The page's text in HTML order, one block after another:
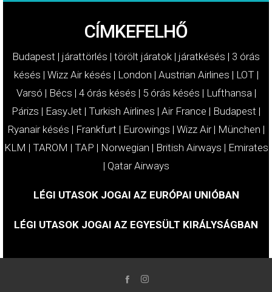
CÍMKEFELHŐ
Budapest | járattörlés | törölt járatok | járatkésés | 3 órás
késés | Wizz Air késés | London | Austrian Airlines | LOT|
Varsó | Bécs | 4 órás késés | 5 órás késés | Lufthansa|
Párizs | EasyJet | Turkish Airlines | Air France | Budapest |
Ryanair késés | Frankfurt | Eurowings | Wizz Air| München |
KLM | TAROM | TAP | Norwegian | British Airways | Emirates
| Qatar Airways
LÉGI UTASOK JOGAI AZ EURÓPAI UNIÓBAN
LÉGI UTASOK JOGAI AZ EGYESÜLT KIRÁLYSÁGBAN